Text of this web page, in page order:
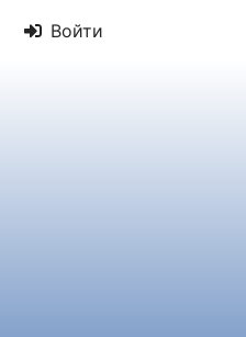
Войти